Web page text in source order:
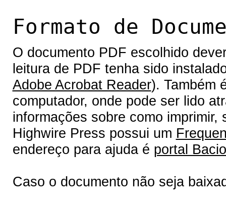
Formato de
O documento PDF escolhido
leitura de PDF tenha sido
Adobe Acrobat Reader). Também
computador, onde pode ser lido
informações sobre como
Highwire Press possui um
endereço para ajuda é portal
Caso o documento não seja